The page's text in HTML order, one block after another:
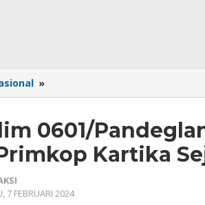
»
0601/Pandeglang
secara
Langsung
RAT
Primkop
Sejahtera
0601/
Kartika
7 FEBRUARI 2024